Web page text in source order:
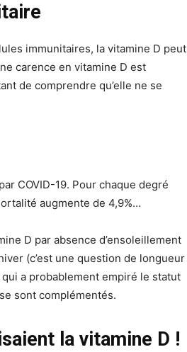
immunitaires, la vitamine D peut
carence en vitamine D est
de comprendre qu’elle ne se
COVID-19. Pour chaque degré
augmente de 4,9%…
D par absence d’ensoleillement
(c’est une question de longueur
a probablement empiré le statut
sont complémentés.
la vitamine D !